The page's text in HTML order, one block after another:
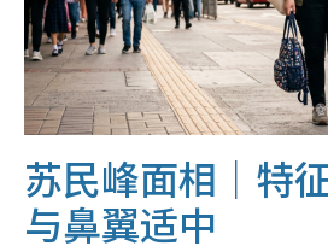
苏民峰面相｜特
与鼻翼适中